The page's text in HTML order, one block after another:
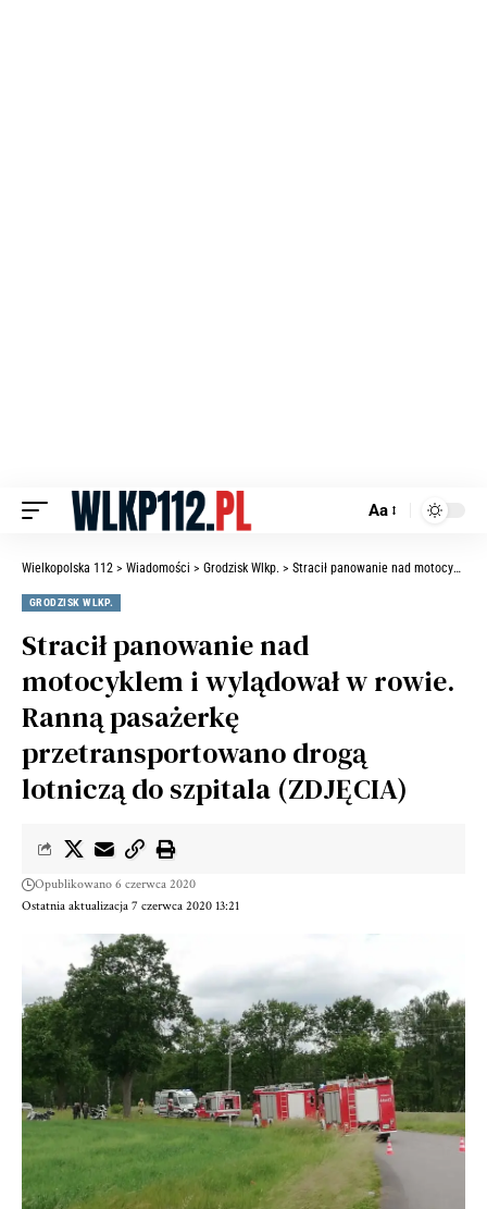
Aa
Wielkopolska 112 > Wiadomości > Grodzisk Wlkp. > Stracił panowanie nad motocyklem i wylądował w rowie. Ranną pasażerkę przetransportowano drogą lotniczą do szpitala (ZDJĘCIA)
GRODZISK WLKP.
Stracił panowanie nad
motocyklem i wylądował w rowie.
Ranną pasażerkę
przetransportowano drogą
lotniczą do szpitala (ZDJĘCIA)
Ostatnia aktualizacja 7 czerwca 2020 13:21
Opublikowano 6 czerwca 2020